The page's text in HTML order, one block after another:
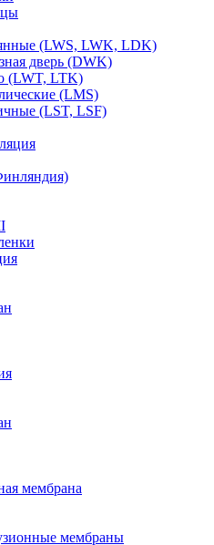
(LWS, LWK, LDK)
дверь (DWK)
(LWT, LTK)
(LMS)
(LST, LSF)
мембрана
мембраны